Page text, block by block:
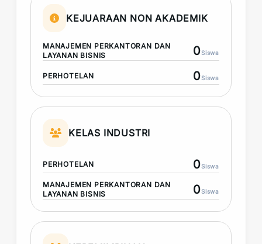
KEJUARAAN NON AKADEMIK
MANAJEMEN PERKANTORAN DAN
LAYANAN BISNIS
0Siswa
PERHOTELAN 0Siswa
KELAS INDUSTRI
PERHOTELAN 0Siswa
MANAJEMEN PERKANTORAN DAN
LAYANAN BISNIS
0Siswa